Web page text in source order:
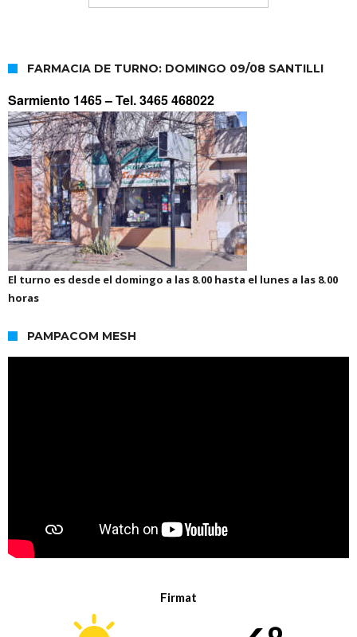
FARMACIA DE TURNO: DOMINGO 09/08 SANTILLI
Sarmiento 1465 –Tel. 3465 468022
El turno es desde el domingo a las 8.00 hasta el lunes a las 8.00
horas
PAMPACOM MESH
Firmat